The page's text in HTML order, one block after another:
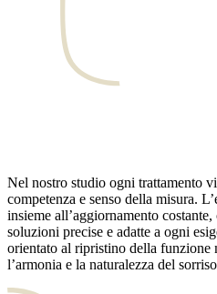
Nel nostro studio ogni trattamento
competenza e senso della misura.
insieme all’aggiornamento
soluzioni precise e adatte a ogni
orientato al ripristino della funzione
l’armonia e la naturalezza del